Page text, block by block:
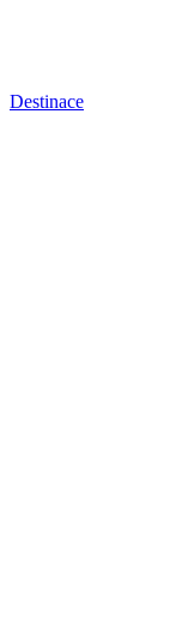
Destinace